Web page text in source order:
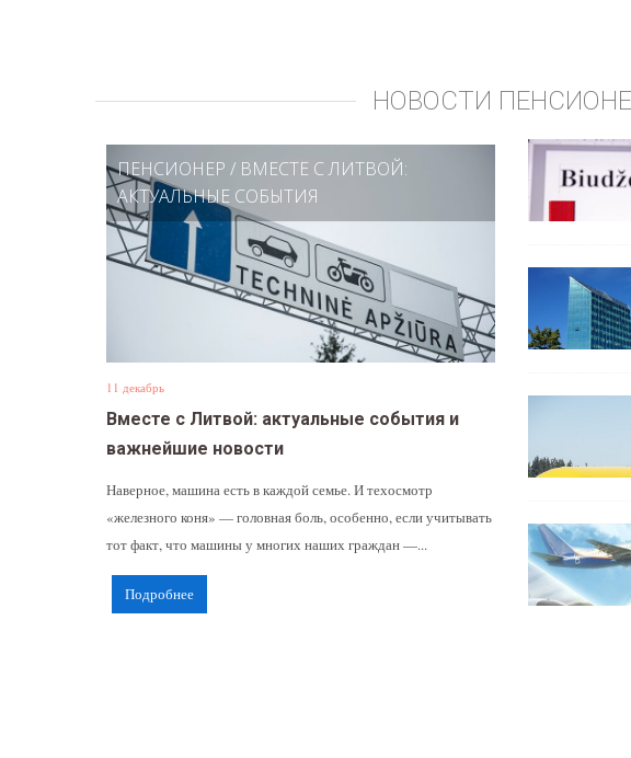
НОВОСТИ
ПЕНСИОНЕР / ВМЕСТЕ С ЛИТВОЙ:
АКТУАЛЬНЫЕ СОБЫТИЯ
11 декабрь
Вместе с Литвой: актуальные события и
важнейшие новости
Наверное, машина есть в каждой семье. И техосмотр
«железного коня» — головная боль, особенно, если учитывать
тот факт, что машины у многих наших граждан —...
Подробнее